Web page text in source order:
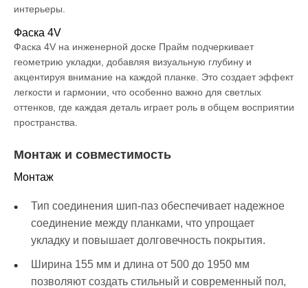
интерьеры.
Фаска 4V
Фаска 4V на инженерной доске Прайм подчеркивает
геометрию укладки, добавляя визуальную глубину и
акцентируя внимание на каждой планке. Это создает эффект
легкости и гармонии, что особенно важно для светлых
оттенков, где каждая деталь играет роль в общем восприятии
пространства.
Монтаж и совместимость
Монтаж
Тип соединения шип-паз обеспечивает надежное
соединение между планками, что упрощает
укладку и повышает долговечность покрытия.
Ширина 155 мм и длина от 500 до 1950 мм
позволяют создать стильный и современный пол,